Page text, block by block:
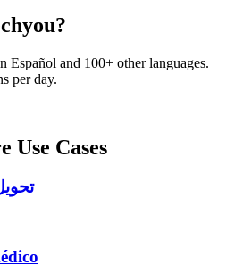
Español and 100+ other languages.
per day.
Use Cases